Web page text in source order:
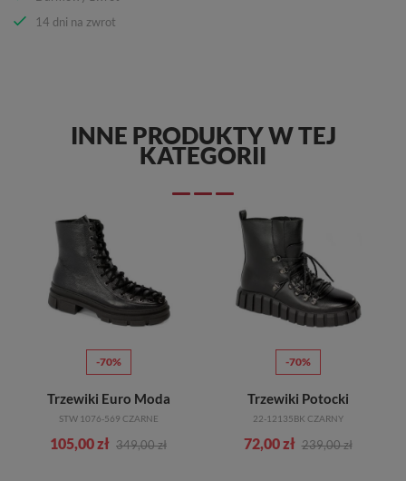
14 dni na zwrot
INNE PRODUKTY W TEJ
KATEGORII
-70%
Trzewiki Euro Moda
STW 1076-569 CZARNE
105,00 zł 349,00 zł
-70%
Trzewiki Potocki
22-12135BK CZARNY
72,00 zł 239,00 zł